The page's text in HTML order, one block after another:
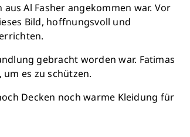
Al Fasher angekommen war. Vor
Bild, hoffnungsvoll und
gebracht worden war. Fatimas
es zu schützen.
Decken noch warme Kleidung für